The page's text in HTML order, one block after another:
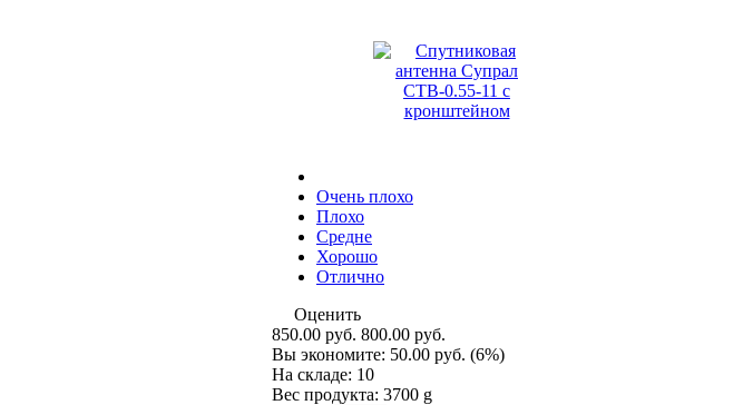
Очень плохо
Плохо
Средне
Хорошо
Отлично
Оценить
850.00 руб. 800.00 руб.
Вы экономите: 50.00 руб. (6%)
На складе: 10
Вес продукта: 3700 g